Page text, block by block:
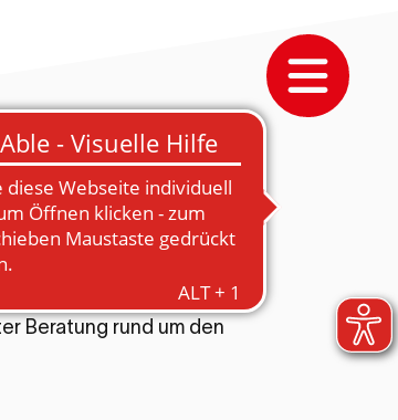
ist mit dabei. Auf der
Beratung rund um den